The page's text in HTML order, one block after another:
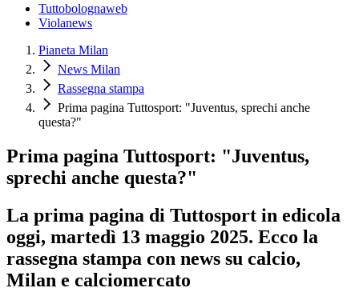
Tuttobolognaweb
Violanews
Pianeta Milan
News Milan
Rassegna stampa
Prima pagina Tuttosport: "Juventus, sprechi anche
questa?"
Prima pagina Tuttosport: "Juventus,
sprechi anche questa?"
La prima pagina di Tuttosport in edicola
oggi, martedì 13 maggio 2025. Ecco la
rassegna stampa con news su calcio,
Milan e calciomercato